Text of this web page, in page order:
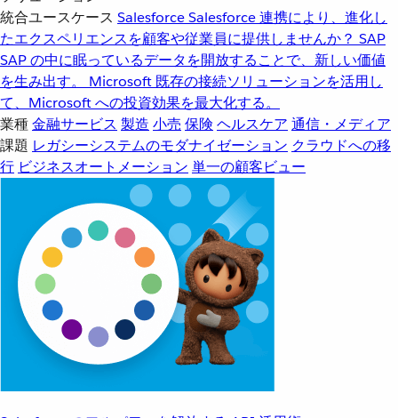
統合ユースケース SalesforceSalesforce 連携により、進化し
たエクスペリエンスを顧客や従業員に提供しませんか？ SAP
SAP の中に眠っているデータを開放することで、新しい価値
を生み出す。
Microsoft 既存の接続ソリューションを活用し
て、Microsoft への投資効果を最大化する。
業種金融サービス 製造 小売 保険 ヘルスケア 通信・メディア
課題 レガシーシステムのモダナイゼーション クラウドへの移
行 ビジネスオートメーション 単一の顧客ビュー